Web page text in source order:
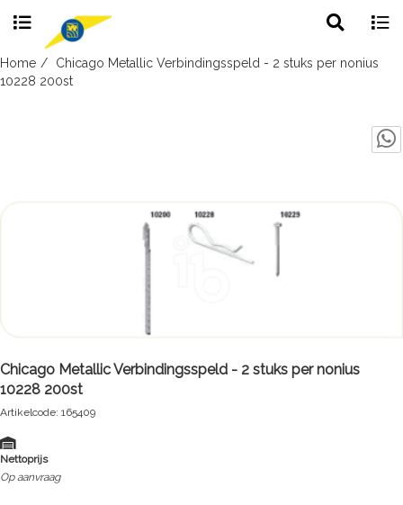
Skip
to
search
Home
Chicago Metallic Verbindingsspeld - 2 stuks per nonius
10228 200st
Chicago Metallic Verbindingsspeld - 2 stuks per nonius
10228 200st
Artikelcode: 165409
Nettoprijs
Op aanvraag